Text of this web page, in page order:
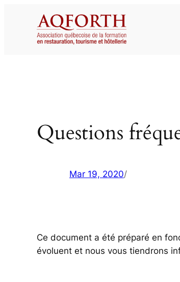
Questions
Mar 19, 2020/
Ce document a été préparé en
évoluent et nous vous